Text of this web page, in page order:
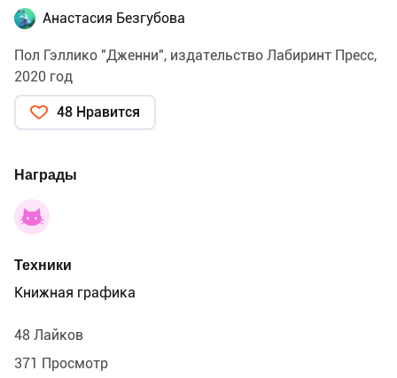
Анастасия Безгубова
Пол Гэллико "Дженни", издательство Лабиринт Пресс,
2020 год
48 Нравится
Награды
Техники
Книжная графика
48 Лайков
371 Просмотр